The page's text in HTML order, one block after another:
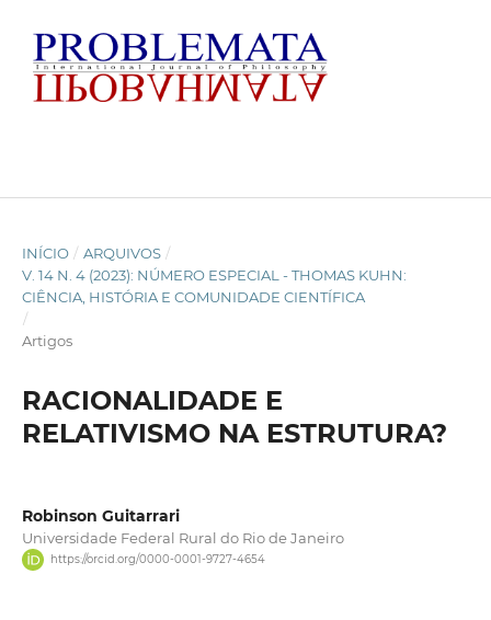
INÍCIO / ARQUIVOS /
V. 14 N. 4 (2023): NÚMERO ESPECIAL - THOMAS KUHN:
CIÊNCIA, HISTÓRIA E COMUNIDADE CIENTÍFICA
/
Artigos
RACIONALIDADE E
RELATIVISMO NA ESTRUTURA?
Robinson Guitarrari
Universidade Federal Rural do Rio de Janeiro
https://orcid.org/0000-0001-9727-4654